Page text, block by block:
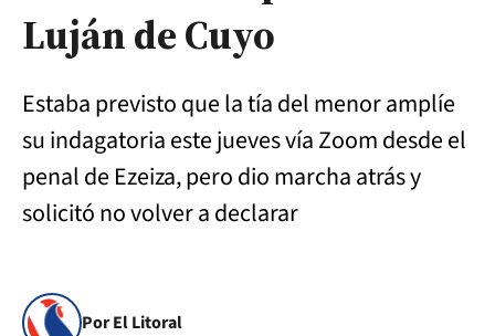
Luján de Cuyo
Estaba previsto que la tía del menor amplíe
su indagatoria este jueves vía Zoom desde el
penal de Ezeiza, pero dio marcha atrás y
solicitó no volver a declarar
Por El Litoral